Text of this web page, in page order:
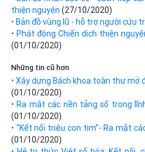
thiện nguyện (27/10/2020)
• Bản đồ vùng lũ - hỗ trợ người cứu
• Phát động Chiến dịch thiện
(01/10/2020)
Những tin cũ hơn
• Xây dựng Bách khoa toàn thư
(01/10/2020)
• Ra mắt các nền tảng số trong
(01/10/2020)
• “Kết nối triệu con tim”- Ra mắt
(01/10/2020)